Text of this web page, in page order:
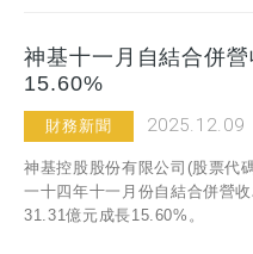
神基十一月自結合併
15.60%
財務新聞 2025.12.09
神基控股股份有限公司(股票代
一十四年十一月份自結合併營
31.31億元成長15.60%。